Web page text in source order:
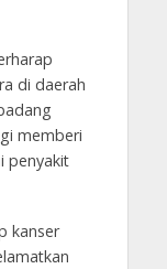
di daerah
memberi
penyakit
kanser